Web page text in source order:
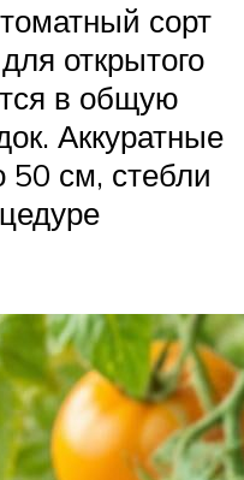
сорт
открытого
в общую
Аккуратные
50 см, стебли